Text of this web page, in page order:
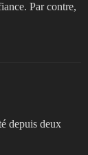
Par contre,
depuis deux